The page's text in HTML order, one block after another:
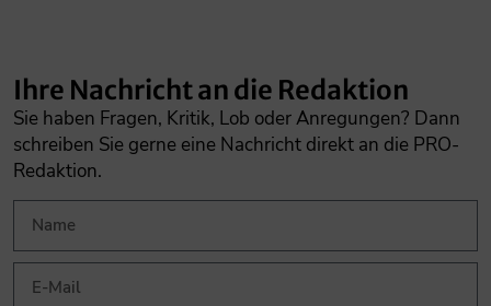
Ihre Nachricht an die Redaktion
Sie haben Fragen, Kritik, Lob oder Anregungen? Dann
schreiben Sie gerne eine Nachricht direkt an die PRO-
Redaktion.